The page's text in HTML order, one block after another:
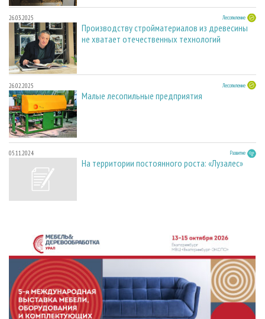
26.03.2025 Лесопиление
Производству стройматериалов из древесины
не хватает отечественных технологий
26.02.2025 Лесопиление
Малые лесопильные предприятия
05.11.2024 Развитие
На территории постоянного роста: «Лузалес»